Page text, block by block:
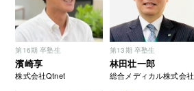
第16期 卒塾生
濱崎享
株式会社Qtnet
第13期 卒塾生
林田壮一郎
総合メディカル株式会社